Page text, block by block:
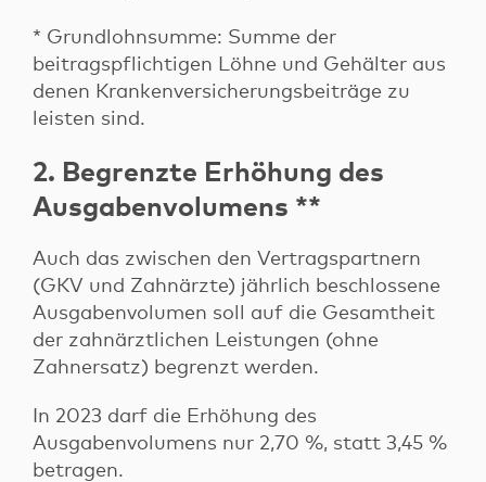
* Grundlohnsumme: Summe der
beitragspflichtigen Löhne und Gehälter aus
denen Krankenversicherungsbeiträge zu
leisten sind.
2. Begrenzte Erhöhung des
Ausgabenvolumens **
Auch das zwischen den Vertragspartnern
(GKV und Zahnärzte) jährlich beschlossene
Ausgabenvolumen soll auf die Gesamtheit
der zahnärztlichen Leistungen (ohne
Zahnersatz) begrenzt werden.
In 2023 darf die Erhöhung des
Ausgabenvolumens nur 2,70 %, statt 3,45 %
betragen.